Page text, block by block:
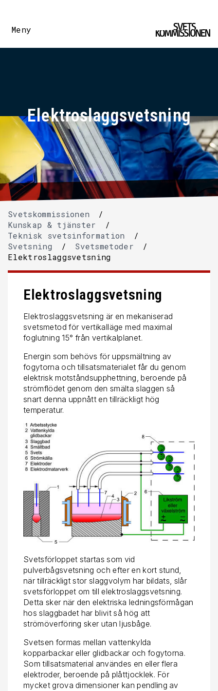
Meny
Elektroslaggsvetsning
Svetskommissionen
/
Kunskap & tjänster
/
Teknisk svetsinformation
/
Svetsning
/ Svetsmetoder
/
Elektroslaggsvetsning
Elektroslaggsvetsning
Elektroslaggsvetsning är en mekaniserad
svetsmetod för vertikalläge med maximal
foglutning 15° från vertikalplanet.
Energin som behövs för uppsmältning av
fogytorna och tillsatsmaterialet får du genom
elektrisk motståndsupphettning, beroende på
strömflödet genom den smälta slaggen så
snart denna uppnått en tillräckligt hög
temperatur.
Svetsförloppet startas som vid
pulverbågsvetsning och efter en kort stund,
när tillräckligt stor slaggvolym har bildats, slår
svetsförloppet om till elektroslaggsvetsning.
Detta sker när den elektriska ledningsförmågan
hos slaggbadet har blivit så hög att
strömöverföring sker utan ljusbåge.
Svetsen formas mellan vattenkylda
kopparbackar eller glidbackar och fogytorna.
Som tillsatsmaterial användes en eller flera
elektroder, beroende på plåttjocklek. För
mycket grova dimensioner kan pendling av